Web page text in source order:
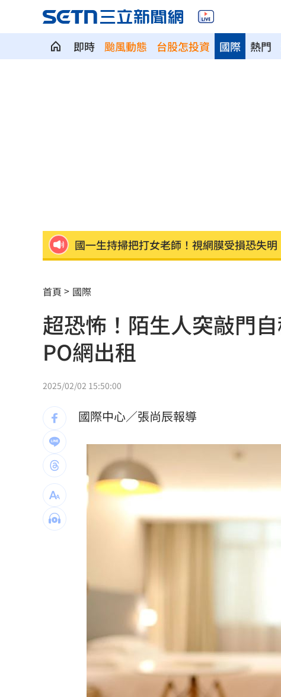
即時 颱風動態 台股怎投資 熱門
國際
國一生持掃把打女老師！視網膜受損恐失明
防代刀！衛福部祭新規：醫材商嚴禁碰病人
外資狂提款！國家隊3億護「這檔金融股 」
姜厚任女友稱學歷「3碩1博」 台大發聲了
官方認熊本地震為激甚災害 擴大國家補助
工會風波擴大 許常德再嗆曹雨婷轉移焦點
美情報：普丁恐在今秋有限度攻擊北約盟國
阿部雄大合約到831 林威助曝有續留機會
楊紫瓊嗨慶64歲生日 豪門尪曬接吻照放閃
郭郁政對獅表現不及格 葉君璋說重話點評
專家斷言國巨「只跌一半」500元非底
台灣彩券開獎直播中
LIVE三立+24小時直播 15:27
三立iNEWS新聞台線上直播 18:00
首頁 國際
超恐怖！陌生人突敲門
PO網出租
2025/02/02 15:50:00
國際中心／張尚辰報導